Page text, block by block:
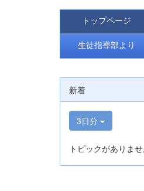
トップページ
生徒指導部より
新着
3日分
トピックがありませ